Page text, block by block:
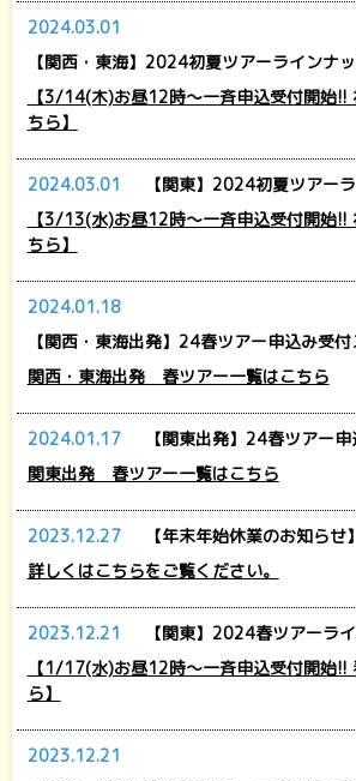
2024.03.01
【関西・東海】2024初夏ツアーラインナ
【3/14(木)お昼12時～一斉申込受付開始!!
ちら】
2024.03.01
【関東】2024初夏ツアー
【3/13(水)お昼12時～一斉申込受付開始!!
ちら】
2024.01.18
【関西・東海出発】24春ツアー申込み受
関西・東海出発 春ツアー一覧はこちら
2024.01.17
【関東出発】24春ツアー
関東出発 春ツアー一覧はこちら
2023.12.27
【年末年始休業のお知らせ】
詳しくはこちらをご覧ください。
2023.12.21
【関東】2024春ツアーラ
【1/17(水)お昼12時～一斉申込受付開始!!
ら】
2023.12.21